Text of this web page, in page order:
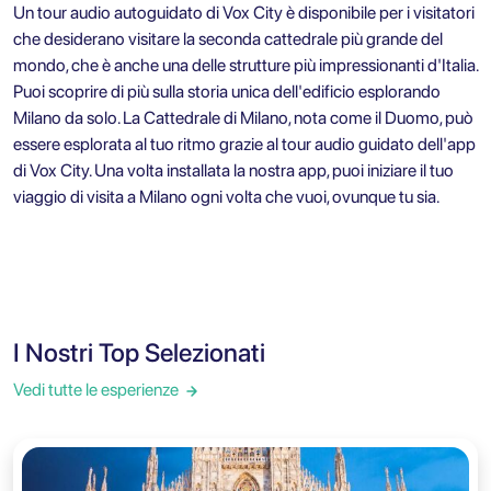
Untour audio autoguidato di Vox City è disponibile per i visitatori
che desiderano visitare la seconda cattedrale più grande del
mondo, che è anche una delle strutture più impressionanti d'Italia.
Puoi scoprire di più sulla storia unica dell'edificio esplorando
Milano da solo. La Cattedrale di Milano, nota come il Duomo, può
essere esplorata al tuo ritmo grazie al tour audio guidato dell'app
di Vox City. Una volta installata la nostra app, puoi iniziare il tuo
viaggio di visita a Milano ogni volta che vuoi, ovunque tu sia.
I Nostri Top Selezionati
Vedi tutte le esperienze